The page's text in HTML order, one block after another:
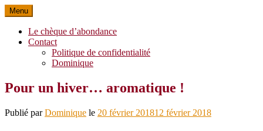
Menu
Le chèque d’abondance
Contact
Politique de confidentialité
Dominique
Pour un hiver… aromatique !
Publié parDominique le 20 février 201812 février 2018